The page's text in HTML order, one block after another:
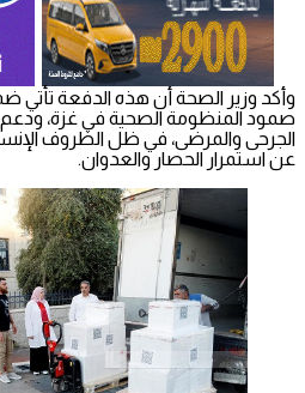
وأكد وزير الصحة أن هذه الدفعة تأتي
صمود المنظومة الصحية في غزة،
الجرحى والمرضى، في ظل الظروف
عن استمرار الحصار والعدوان.